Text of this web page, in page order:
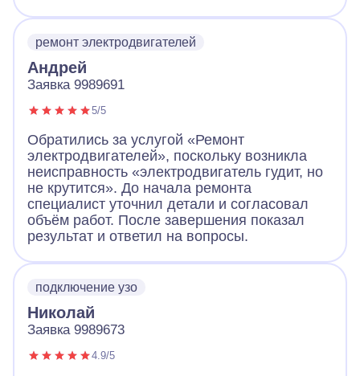
ремонт электродвигателей
Андрей
Заявка 9989691
5/5
Обратились за услугой «Ремонт
электродвигателей», поскольку возникла
неисправность «электродвигатель гудит, но
не крутится». До начала ремонта
специалист уточнил детали и согласовал
объём работ. После завершения показал
результат и ответил на вопросы.
подключение узо
Николай
Заявка 9989673
4.9/5